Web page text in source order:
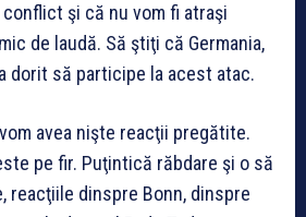
şi că nu vom fi atraşi
de laudă. Să ştiţi că Germania,
dorit să participe la acest atac.
avea nişte reacţii pregătite.
pe fir. Puţintică răbdare şi o să
reacţiile dinspre Bonn, dinspre